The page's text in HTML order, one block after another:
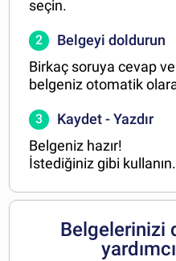
seçin.
2
Belgeyi doldurun
Birkaç soruya cevap
belgeniz otomatik
3
Kaydet - Yazdır
Belgeniz hazır!
İstediğiniz gibi kullanın.
Belgelerinizi